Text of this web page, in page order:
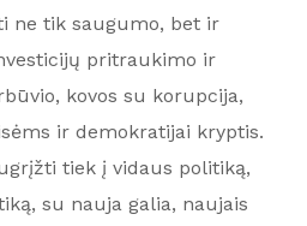
ne tik saugumo, bet ir
pritraukimo ir
kovos su korupcija,
ir demokratijai kryptis.
tiek į vidaus politiką,
su nauja galia, naujais